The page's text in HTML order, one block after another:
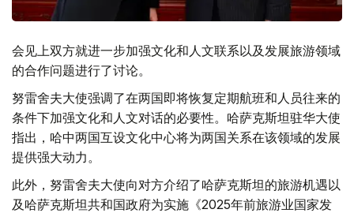
会见上双方就进一步加强文化和人文联系以及发展旅游领域
的合作问题进行了讨论。
努雷舍夫大使强调了在两国即将恢复定期航班和人员往来的
条件下加强文化和人文对话的必要性。哈萨克斯坦驻华大使
指出，哈中两国互设文化中心将为两国关系在该领域的发展
提供强大动力。
此外，努雷舍夫大使向对方介绍了哈萨克斯坦的旅游机遇以
及哈萨克斯坦共和国政府为实施《2025年前旅游业国家发